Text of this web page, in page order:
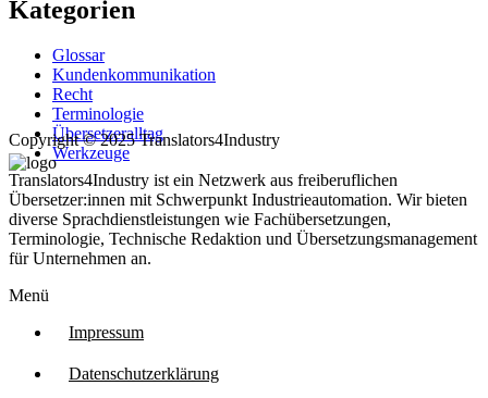
Kategorien
Glossar
Kundenkommunikation
Recht
Terminologie
Übersetzeralltag
Werkzeuge
Copyright © 2025 Translators4Industry
Translators4Industry ist ein Netzwerk aus freiberuflichen
Übersetzer:innen mit Schwerpunkt Industrieautomation. Wir bieten
diverse Sprachdienstleistungen wie Fachübersetzungen,
Terminologie, Technische Redaktion und Übersetzungsmanagement
für Unternehmen an.
Menü
Impressum
Datenschutzerklärung